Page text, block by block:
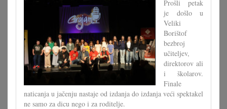
Prošli petak
je došlo u
Veliki
Borištof
bezbroj
učiteljev,
direktorov ali
i školarov.
Finale
naticanja u jačenju nastaje od izdanja do izdanja veći spektakel
ne samo za dicu nego i za roditelje.